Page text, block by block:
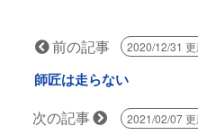
前の記事 2020/12/31
師匠は走らない
次の記事 2021/02/07